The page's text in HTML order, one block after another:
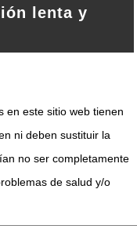
lenta y
en este sitio web tienen
ni deben sustituir la
no ser completamente
de salud y/o